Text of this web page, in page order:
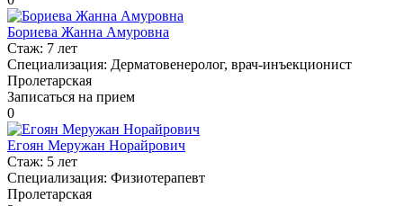
Бориева Жанна Амуровна
Стаж: 7 лет
Специализация: Дерматовенеролог, врач-инъекционист
Пролетарская
Записаться на прием
0
Егоян Меружан Норайрович
Стаж: 5 лет
Специализация: Физиотерапевт
Пролетарская